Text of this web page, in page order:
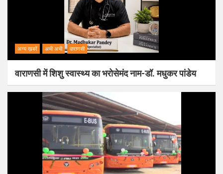
अन्य ख़बरें अभी अभी वाराणसी
वाराणसी में शिशु स्वास्थ्य का भरोसेमंद नाम-डॉ. मधुकर पांडेय